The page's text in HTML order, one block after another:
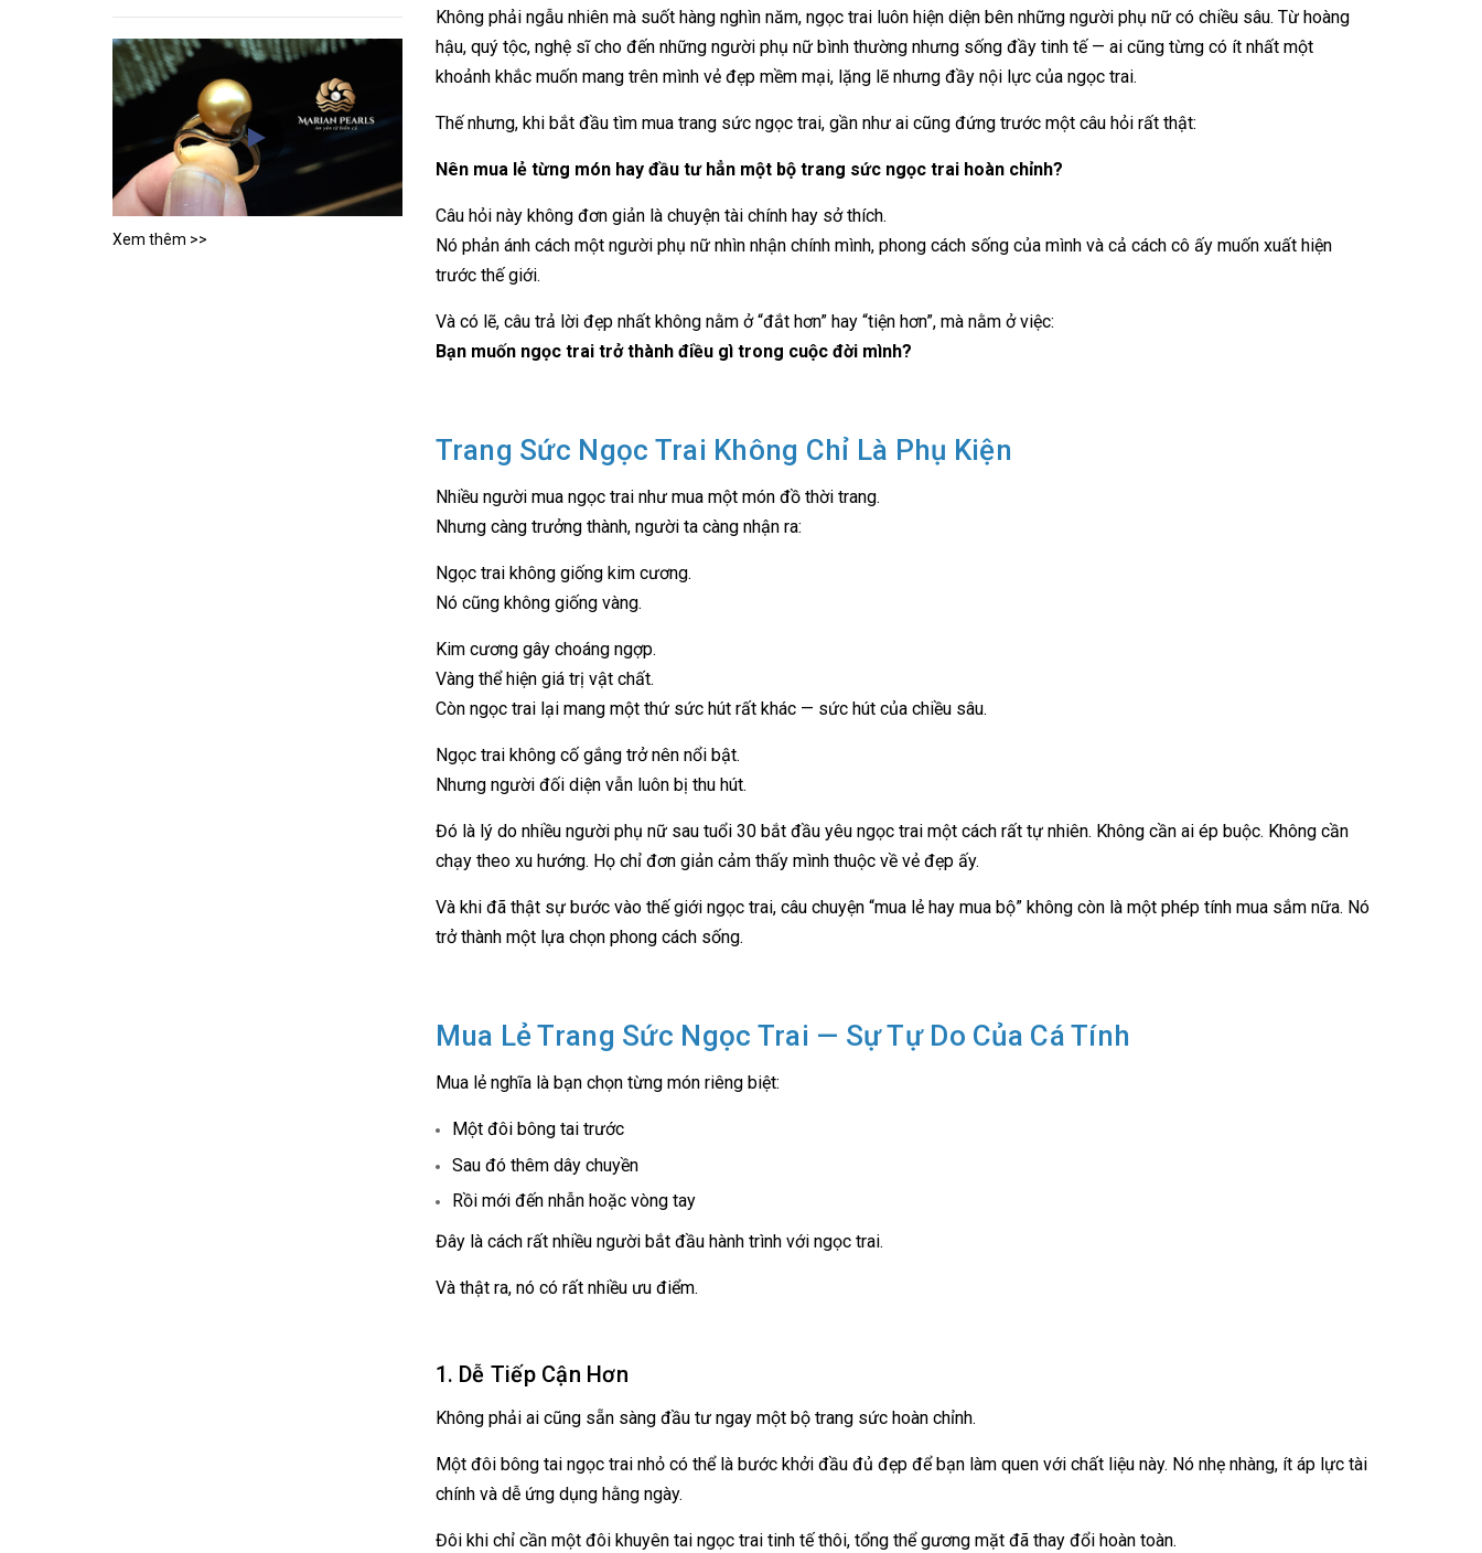
Không phải ngẫu nhiên mà suốt hàng nghìn năm, ngọc trai luôn hiện diện bên những người phụ nữ có chiều sâu. Từ hoàng
hậu, quý tộc, nghệ sĩ cho đến những người phụ nữ bình thường nhưng sống đầy tinh tế — ai cũng từng có ít nhất một
khoảnh khắc muốn mang trên mình vẻ đẹp mềm mại, lặng lẽ nhưng đầy nội lực của ngọc trai.
Thế nhưng, khi bắt đầu tìm mua trang sức ngọc trai, gần như ai cũng đứng trước một câu hỏi rất thật:
Nên mua lẻ từng món hay đầu tư hẳn một bộ trang sức ngọc trai hoàn chỉnh?
Câu hỏi này không đơn giản là chuyện tài chính hay sở thích.
Nó phản ánh cách một người phụ nữ nhìn nhận chính mình, phong cách sống của mình và cả cách cô ấy muốn xuất hiện
trước thế giới.
Và có lẽ, câu trả lời đẹp nhất không nằm ở “đắt hơn” hay “tiện hơn”, mà nằm ở việc:
Bạn muốn ngọc trai trở thành điều gì trong cuộc đời mình?
Trang Sức Ngọc Trai Không Chỉ Là Phụ Kiện
Nhiều người mua ngọc trai như mua một món đồ thời trang.
Nhưng càng trưởng thành, người ta càng nhận ra:
Ngọc trai không giống kim cương.
Nó cũng không giống vàng.
Kim cương gây choáng ngợp.
Vàng thể hiện giá trị vật chất.
Còn ngọc trai lại mang một thứ sức hút rất khác — sức hút của chiều sâu.
Ngọc trai không cố gắng trở nên nổi bật.
Nhưng người đối diện vẫn luôn bị thu hút.
Đó là lý do nhiều người phụ nữ sau tuổi 30 bắt đầu yêu ngọc trai một cách rất tự nhiên. Không cần ai ép buộc. Không cần
chạy theo xu hướng. Họ chỉ đơn giản cảm thấy mình thuộc về vẻ đẹp ấy.
Và khi đã thật sự bước vào thế giới ngọc trai, câu chuyện “mua lẻ hay mua bộ” không còn là một phép tính mua sắm nữa. Nó
trở thành một lựa chọn phong cách sống.
Mua Lẻ Trang Sức Ngọc Trai — Sự Tự Do Của Cá Tính
Mua lẻ nghĩa là bạn chọn từng món riêng biệt:
Một đôi bông tai trước
Sau đó thêm dây chuyền
Rồi mới đến nhẫn hoặc vòng tay
Đây là cách rất nhiều người bắt đầu hành trình với ngọc trai.
Và thật ra, nó có rất nhiều ưu điểm.
1. Dễ Tiếp Cận Hơn
Không phải ai cũng sẵn sàng đầu tư ngay một bộ trang sức hoàn chỉnh.
Một đôi bông tai ngọc trai nhỏ có thể là bước khởi đầu đủ đẹp để bạn làm quen với chất liệu này. Nó nhẹ nhàng, ít áp lực tài
chính và dễ ứng dụng hằng ngày.
Đôi khi chỉ cần một đôi khuyên tai ngọc trai tinh tế thôi, tổng thể gương mặt đã thay đổi hoàn toàn.
Xem thêm >>